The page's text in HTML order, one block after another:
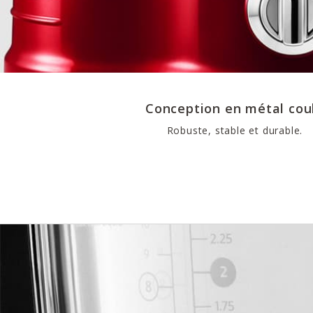
Conception en métal
Robuste, stable et durable.